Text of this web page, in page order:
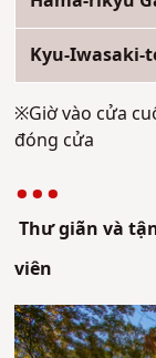
Kyu-Iwasaki-
※Giờ vào cửa
đóng cửa
Thư giãn và
viên